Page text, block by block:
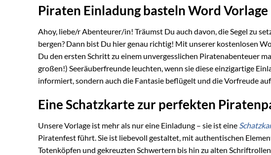
Piraten Einladung basteln Word
Ahoy, liebe/r Abenteurer/in! Träumst Du auch davon, die Segel zu
bergen? Dann bist Du hier genau richtig! Mit unserer kostenlosen
Du den ersten Schritt zu einem unvergesslichen Piratenabenteuer
großen!) Seeräuberfreunde leuchten, wenn sie diese einzigartige
informiert, sondern auch die Fantasie beflügelt und die Vorfreude
Eine Schatzkarte zur perfekten
Unsere Vorlage ist mehr als nur eine Einladung – sie ist eine
Piratenfest führt. Sie ist liebevoll gestaltet, mit authentischen
Totenköpfen und gekreuzten Schwertern bis hin zu alten